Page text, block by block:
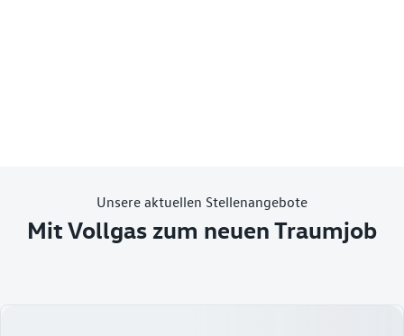
Unsere aktuellen Stellenangebote
Mit Vollgas zum neuen Traumjob